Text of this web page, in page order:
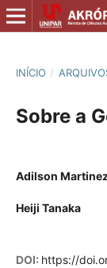
INÍCIO /
Sobre a
Adilson
Heiji Tanaka
DOI: https://